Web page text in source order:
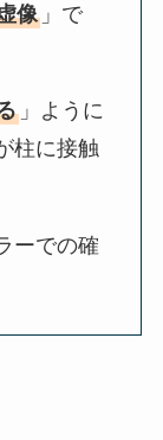
像」で
」ように
柱に接触
ーでの確